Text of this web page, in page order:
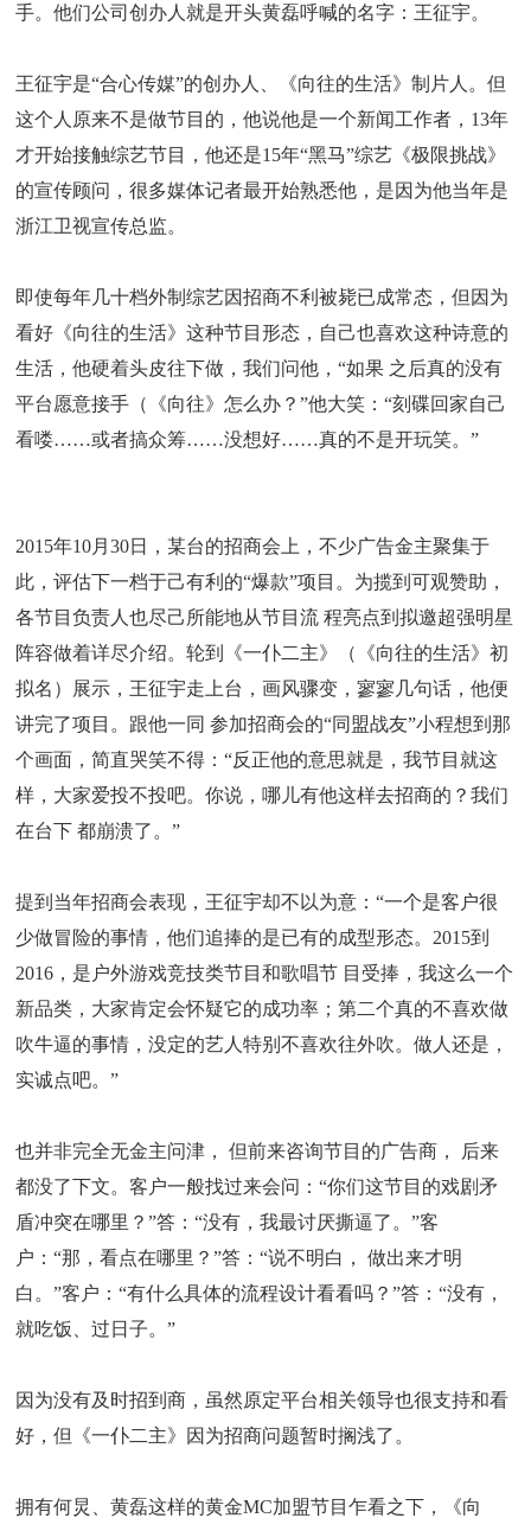
手。他们公司创办人就是开头黄磊呼喊的名字：王征宇。
王征宇是“合心传媒”的创办人、《向往的生活》制片人。但
这个人原来不是做节目的，他说他是一个新闻工作者，13年
才开始接触综艺节目，他还是15年“黑马”综艺《极限挑战》
的宣传顾问，很多媒体记者最开始熟悉他，是因为他当年是
浙江卫视宣传总监。
即使每年几十档外制综艺因招商不利被毙已成常态，但因为
看好《向往的生活》这种节目形态，自己也喜欢这种诗意的
生活，他硬着头皮往下做，我们问他，“如果 之后真的没有
平台愿意接手（《向往》怎么办？”他大笑：“刻碟回家自己
看喽……或者搞众筹……没想好……真的不是开玩笑。”
2015年10月30日，某台的招商会上，不少广告金主聚集于
此，评估下一档于己有利的“爆款”项目。为揽到可观赞助，
各节目负责人也尽己所能地从节目流 程亮点到拟邀超强明星
阵容做着详尽介绍。轮到《一仆二主》（《向往的生活》初
拟名）展示，王征宇走上台，画风骤变，寥寥几句话，他便
讲完了项目。跟他一同 参加招商会的“同盟战友”小程想到那
个画面，简直哭笑不得：“反正他的意思就是，我节目就这
样，大家爱投不投吧。你说，哪儿有他这样去招商的？我们
在台下 都崩溃了。”
提到当年招商会表现，王征宇却不以为意：“一个是客户很
少做冒险的事情，他们追捧的是已有的成型形态。2015到
2016，是户外游戏竞技类节目和歌唱节 目受捧，我这么一个
新品类，大家肯定会怀疑它的成功率；第二个真的不喜欢做
吹牛逼的事情，没定的艺人特别不喜欢往外吹。做人还是，
实诚点吧。”
也并非完全无金主问津， 但前来咨询节目的广告商， 后来
都没了下文。客户一般找过来会问：“你们这节目的戏剧矛
盾冲突在哪里？”答：“没有，我最讨厌撕逼了。”客
户：“那，看点在哪里？”答：“说不明白， 做出来才明
白。”客户：“有什么具体的流程设计看看吗？”答：“没有，
就吃饭、过日子。”
因为没有及时招到商，虽然原定平台相关领导也很支持和看
好，但《一仆二主》因为招商问题暂时搁浅了。
拥有何炅、黄磊这样的黄金MC加盟节目乍看之下，《向